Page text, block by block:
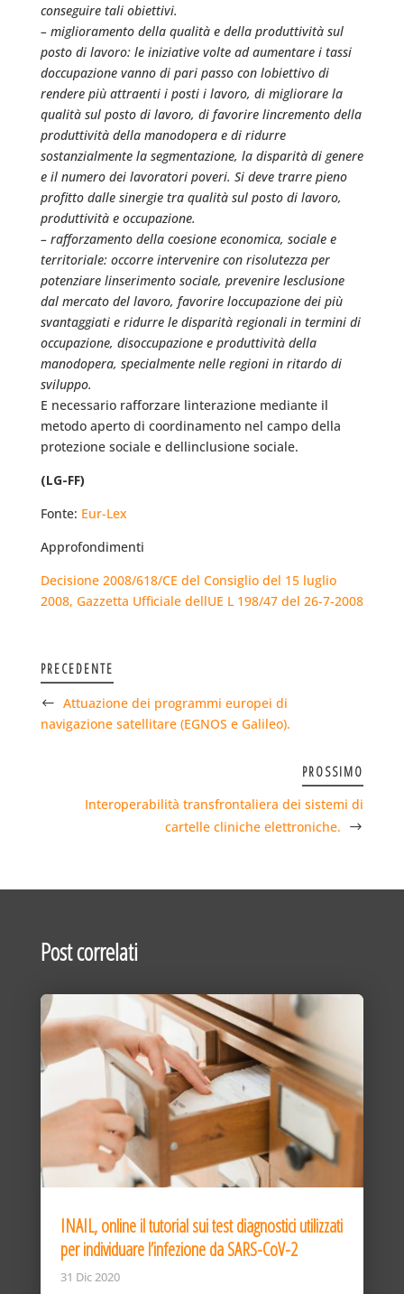
conseguire tali obiettivi.
– miglioramento della qualità e della produttività sul
posto di lavoro: le iniziative volte ad aumentare i tassi
doccupazione vanno di pari passo con lobiettivo di
rendere più attraenti i posti i lavoro, di migliorare la
qualità sul posto di lavoro, di favorire lincremento della
produttività della manodopera e di ridurre
sostanzialmente la segmentazione, la disparità di genere
e il numero dei lavoratori poveri. Si deve trarre pieno
profitto dalle sinergie tra qualità sul posto di lavoro,
produttività e occupazione.
– rafforzamento della coesione economica, sociale e
territoriale: occorre intervenire con risolutezza per
potenziare linserimento sociale, prevenire lesclusione
dal mercato del lavoro, favorire loccupazione dei più
svantaggiati e ridurre le disparità regionali in termini di
occupazione, disoccupazione e produttività della
manodopera, specialmente nelle regioni in ritardo di
sviluppo.
E necessario rafforzare linterazione mediante il
metodo aperto di coordinamento nel campo della
protezione sociale e dellinclusione sociale.
(LG-FF)
Fonte: Eur-Lex
Approfondimenti
Decisione 2008/618/CE del Consiglio del 15 luglio
2008, Gazzetta Ufficiale dellUE L 198/47 del 26-7-2008
PRECEDENTE
Attuazione dei programmi europei di
navigazione satellitare (EGNOS e Galileo).
PROSSIMO
Interoperabilità transfrontaliera dei sistemi di
cartelle cliniche elettroniche.
Post correlati
INAIL, online il tutorial sui test diagnostici utilizzati
per individuare l’infezione da SARS-CoV-2
31 Dic 2020